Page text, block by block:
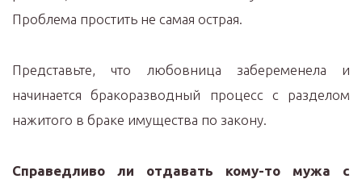
Проблема простить не самая острая.
Представьте, что любовница забеременела и
начинается бракоразводный процесс с разделом
нажитого в браке имущества по закону.
Справедливо ли отдавать кому-то мужа с